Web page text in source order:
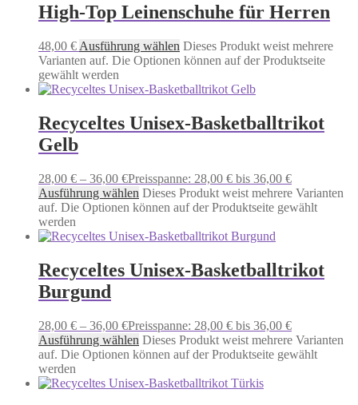
High-Top Leinenschuhe für Herren
48,00 € Ausführung wählen Dieses Produkt weist mehrere
Varianten auf. Die Optionen können auf der Produktseite
gewählt werden
Recyceltes Unisex-Basketballtrikot
Gelb
28,00 € – 36,00 €Preisspanne: 28,00 € bis 36,00 €
Ausführung wählen Dieses Produkt weist mehrere Varianten
auf. Die Optionen können auf der Produktseite gewählt
werden
Recyceltes Unisex-Basketballtrikot
Burgund
28,00 € – 36,00 €Preisspanne: 28,00 € bis 36,00 €
Ausführung wählen Dieses Produkt weist mehrere Varianten
auf. Die Optionen können auf der Produktseite gewählt
werden